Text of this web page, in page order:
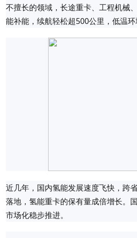
不擅长的领域，长途重卡、工程机械
能补能，续航轻松超500公里，低温
近几年，国内氢能发展速度飞快，跨
落地，氢能重卡的保有量成倍增长。
市场化稳步推进。